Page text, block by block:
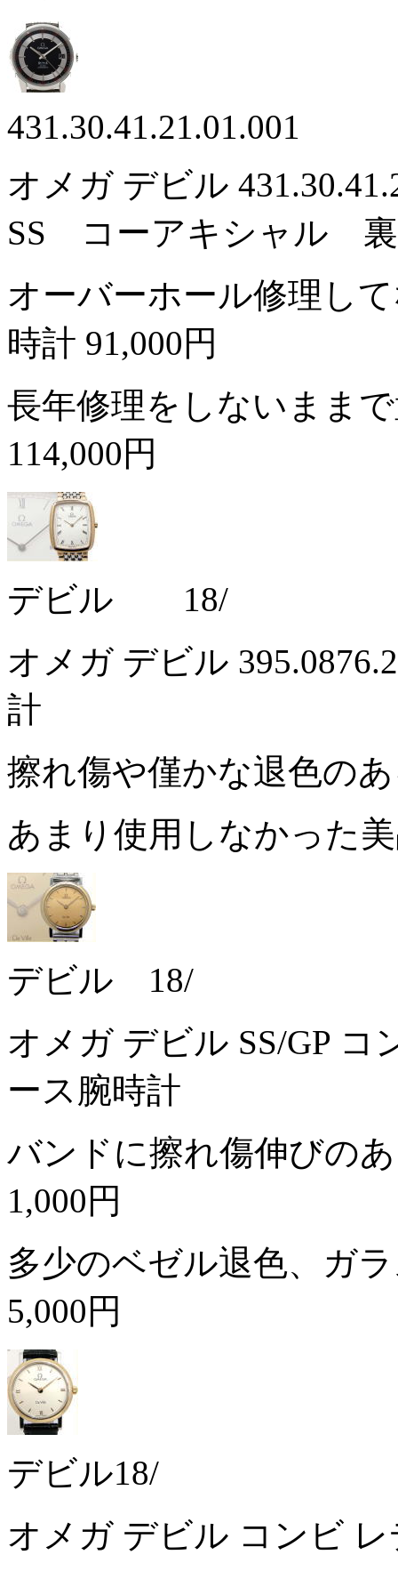
431.30.41.21.01.001
オメガ デビル
SS コーアキシャル
オーバーホール修理し
時計 91,000円
長年修理をしないまま
114,000円
デビル 18/
オメガ デビル
計
擦れ傷や僅かな退色の
あまり使用しなかった
デビル 18/
オメガ デビル SS/GP コ
ース腕時計
バンドに擦れ傷伸びの
1,000円
多少のベゼル退色、ガ
5,000円
デビル18/
オメガ デビル コンビ